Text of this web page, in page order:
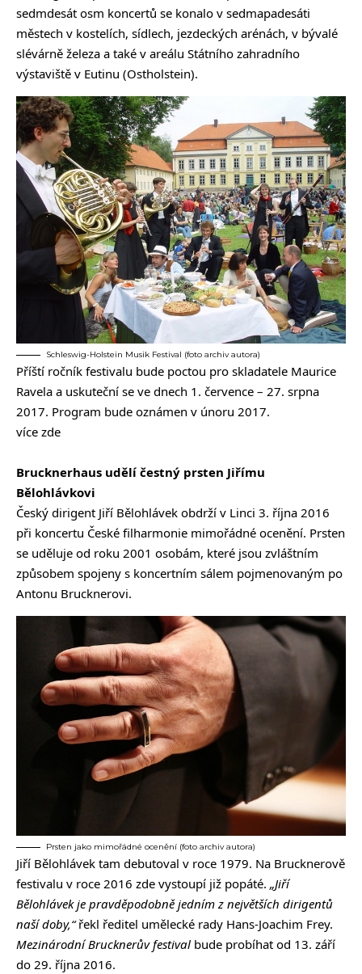
sedmdesát osm koncertů se konalo v sedmapadesáti
městech v kostelích, sídlech, jezdeckých arénách, v bývalé
slévárně železa a také v areálu Státního zahradního
výstaviště v Eutinu (Ostholstein).
Schleswig-Holstein Musik Festival (foto archiv autora)
Příští ročník festivalu bude poctou pro skladatele Maurice
Ravela a uskuteční se ve dnech 1. července – 27. srpna
2017. Program bude oznámen v únoru 2017.
více zde
Brucknerhaus udělí čestný prsten Jiřímu
Bělohlávkovi
Český dirigent Jiří Bělohlávek obdrží v Linci 3. října 2016
při koncertu České filharmonie mimořádné ocenění. Prsten
se uděluje od roku 2001 osobám, které jsou zvláštním
způsobem spojeny s koncertním sálem pojmenovaným po
Antonu Brucknerovi.
Prsten jako mimořádné ocenění (foto archiv autora)
Jiří Bělohlávek tam debutoval v roce 1979. Na Brucknerově
festivalu v roce 2016 zde vystoupí již popáté. „Jiří
Bělohlávek je pravděpodobně jedním z největších dirigentů
naší doby,“řekl ředitel umělecké rady Hans-Joachim Frey.
Mezinárodní Brucknerův festival bude probíhat od 13. září
do 29. října 2016.